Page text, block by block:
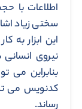
اطلاعات با
سختی زیاد
این ابزار به
نیروی
بنابراین می
کدنویس می